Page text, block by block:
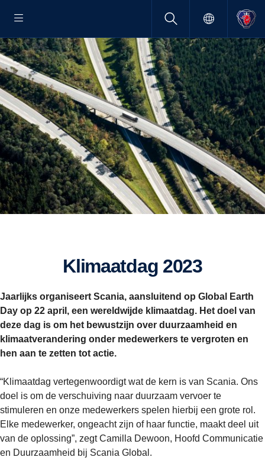
Klimaatdag 2023
Jaarlijks organiseert Scania, aansluitend op Global Earth
Day op 22 april, een wereldwijde klimaatdag. Het doel van
deze dag is om het bewustzijn over duurzaamheid en
klimaatverandering onder medewerkers te vergroten en
hen aan te zetten tot actie.
“Klimaatdag vertegenwoordigt wat de kern is van Scania. Ons
doel is om de verschuiving naar duurzaam vervoer te
stimuleren en onze medewerkers spelen hierbij een grote rol.
Elke medewerker, ongeacht zijn of haar functie, maakt deel uit
van de oplossing”, zegt Camilla Dewoon, Hoofd Communicatie
en Duurzaamheid bij Scania Global.